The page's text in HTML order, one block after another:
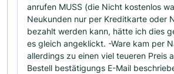
anrufen MUSS (die Nicht kostenlos
Neukunden nur per Kreditkarte oder
bezahlt werden kann, hätte ich dies
es gleich angeklickt. -Ware kam per
allerdings zu einen viel teueren Preis
Bestell bestätigungs E-Mail